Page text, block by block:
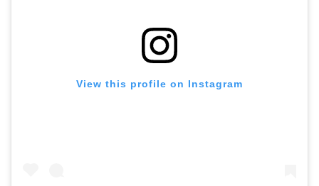
View this profile on Instagram